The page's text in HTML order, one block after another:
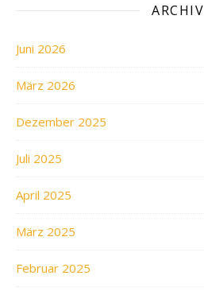
ARCHIV
Juni 2026
März 2026
Dezember 2025
Juli 2025
April 2025
März 2025
Februar 2025